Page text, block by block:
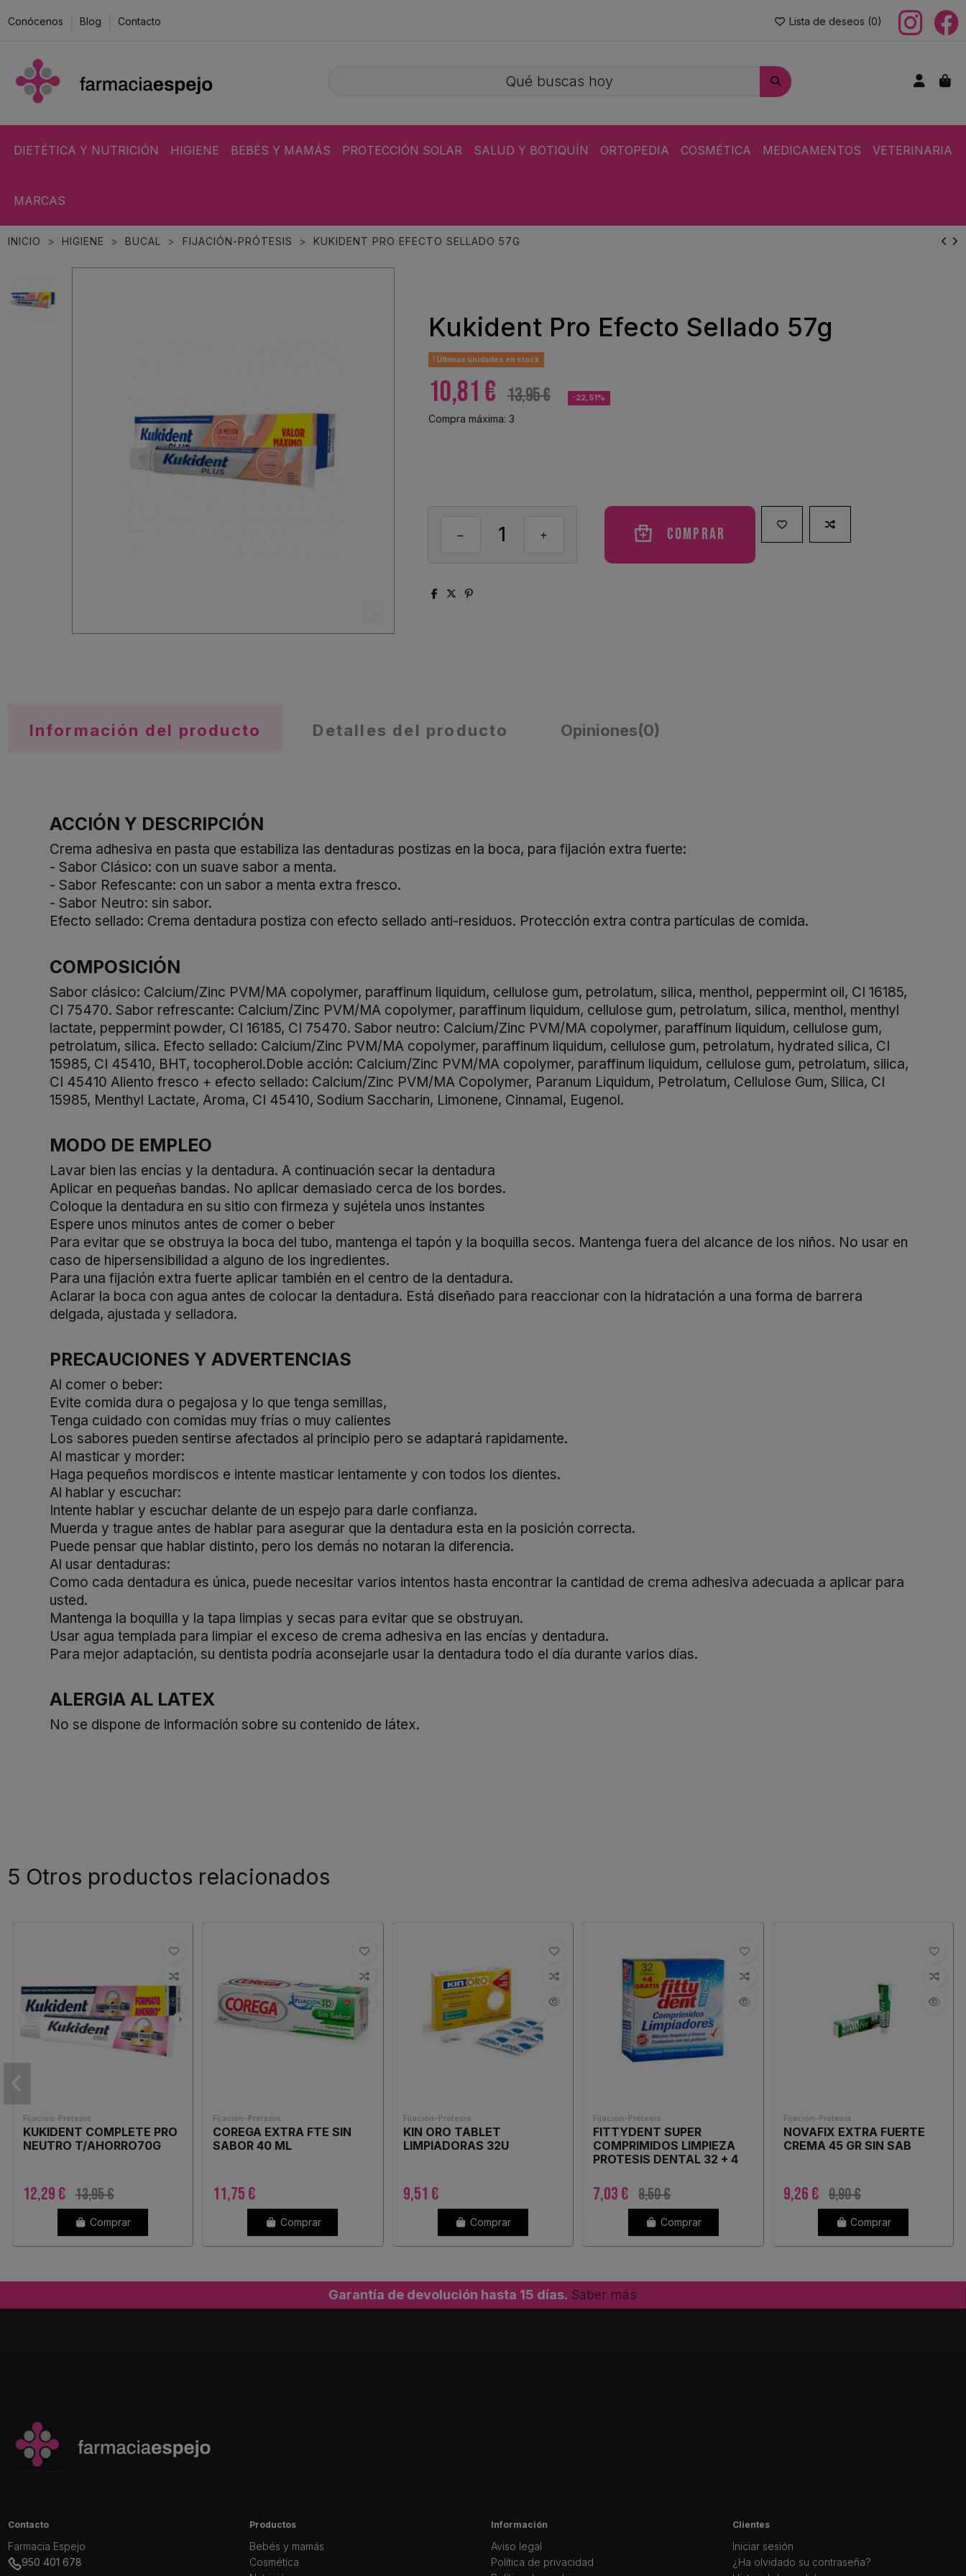
Conócenos Blog Contacto Lista de deseos (0)
DIETÉTICA Y NUTRICIÓN HIGIENE BEBÉS Y MAMÁS PROTECCIÓN SOLAR SALUD Y BOTIQUÍN ORTOPEDIA COSMÉTICA MEDICAMENTOS VETERINARIA
MARCAS
INICIO HIGIENE BUCAL FIJACIÓN-PRÓTESIS KUKIDENT PRO EFECTO SELLADO 57G
Kukident Pro Efecto Sellado 57g
Últimas unidades en stock
10,81 € 13,95 € -22,51%
Compra máxima: 3
Comprar
Información del producto Detalles del producto Opiniones(0)
ACCIÓN Y DESCRIPCIÓN
Crema adhesiva en pasta que estabiliza las dentaduras postizas en la boca, para fijación extra fuerte:
- Sabor Clásico: con un suave sabor a menta.
- Sabor Refescante: con un sabor a menta extra fresco.
- Sabor Neutro: sin sabor.
Efecto sellado: Crema dentadura postiza con efecto sellado anti-residuos. Protección extra contra partículas de comida.
COMPOSICIÓN
Sabor clásico: Calcium/Zinc PVM/MA copolymer, paraffinum liquidum, cellulose gum, petrolatum, silica, menthol, peppermint oil, CI 16185,
CI 75470. Sabor refrescante: Calcium/Zinc PVM/MA copolymer, paraffinum liquidum, cellulose gum, petrolatum, silica, menthol, menthyl
lactate, peppermint powder, CI 16185, CI 75470. Sabor neutro: Calcium/Zinc PVM/MA copolymer, paraffinum liquidum, cellulose gum,
petrolatum, silica. Efecto sellado: Calcium/Zinc PVM/MA copolymer, paraffinum liquidum, cellulose gum, petrolatum, hydrated silica, CI
15985, CI 45410, BHT, tocopherol.Doble acción: Calcium/Zinc PVM/MA copolymer, paraffinum liquidum, cellulose gum, petrolatum, silica,
CI 45410 Aliento fresco + efecto sellado: Calcium/Zinc PVM/MA Copolymer, Paranum Liquidum, Petrolatum, Cellulose Gum, Silica, CI
15985, Menthyl Lactate, Aroma, CI 45410, Sodium Saccharin, Limonene, Cinnamal, Eugenol.
MODO DE EMPLEO
Lavar bien las encías y la dentadura. A continuación secar la dentadura
Aplicar en pequeñas bandas. No aplicar demasiado cerca de los bordes.
Coloque la dentadura en su sitio con firmeza y sujétela unos instantes
Espere unos minutos antes de comer o beber
Para evitar que se obstruya la boca del tubo, mantenga el tapón y la boquilla secos. Mantenga fuera del alcance de los niños. No usar en
caso de hipersensibilidad a alguno de los ingredientes.
Para una fijación extra fuerte aplicar también en el centro de la dentadura.
Aclarar la boca con agua antes de colocar la dentadura. Está diseñado para reaccionar con la hidratación a una forma de barrera
delgada, ajustada y selladora.
PRECAUCIONES Y ADVERTENCIAS
Al comer o beber:
Evite comida dura o pegajosa y lo que tenga semillas,
Tenga cuidado con comidas muy frías o muy calientes
Los sabores pueden sentirse afectados al principio pero se adaptará rapidamente.
Al masticar y morder:
Haga pequeños mordiscos e intente masticar lentamente y con todos los dientes.
Al hablar y escuchar:
Intente hablar y escuchar delante de un espejo para darle confianza.
Muerda y trague antes de hablar para asegurar que la dentadura esta en la posición correcta.
Puede pensar que hablar distinto, pero los demás no notaran la diferencia.
Al usar dentaduras:
Como cada dentadura es única, puede necesitar varios intentos hasta encontrar la cantidad de crema adhesiva adecuada a aplicar para
usted.
Mantenga la boquilla y la tapa limpias y secas para evitar que se obstruyan.
Usar agua templada para limpiar el exceso de crema adhesiva en las encías y dentadura.
Para mejor adaptación, su dentista podría aconsejarle usar la dentadura todo el día durante varios días.
ALERGIA AL LATEX
No se dispone de información sobre su contenido de látex.
5 Otros productos relacionados
Fijación-Prótesis
KUKIDENT COMPLETE PRO
NEUTRO T/AHORRO70G
12,29 € 13,95 €
Comprar
Fijación-Prótesis
COREGA EXTRA FTE SIN
SABOR 40 ML
11,75 €
Comprar
Fijación-Prótesis
KIN ORO TABLET
LIMPIADORAS 32U
9,51 €
Comprar
Fijación-Prótesis
FITTYDENT SUPER
COMPRIMIDOS LIMPIEZA
PROTESIS DENTAL 32 + 4
7,03 € 8,50 €
Comprar
Fijación-Prótesis
NOVAFIX EXTRA FUERTE
CREMA 45 GR SIN SAB
9,26 € 9,90 €
Comprar
Garantía de devolución hasta 15 días. Saber más
Contacto
Farmacia Espejo
950 401 678
Productos
Bebés y mamás
Cosmética
Información
Aviso legal
Política de privacidad
Clientes
Iniciar sesión
¿Ha olvidado su contraseña?